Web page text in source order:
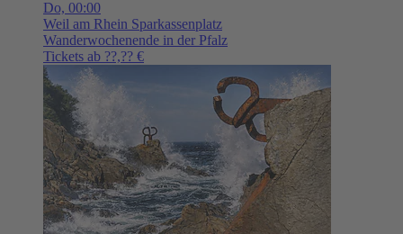
Do, 00:00
Weil am Rhein Sparkassenplatz
Wanderwochenende in der Pfalz
Tickets ab ??,?? €